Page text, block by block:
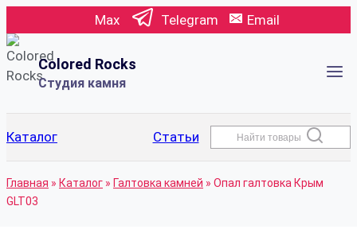
к
содержимому
Max Telegram Email
Colored Rocks
Студия камня
Каталог Статьи Найти товары
Главная » Каталог » Галтовка камней » Опал галтовка Крым
GLT03